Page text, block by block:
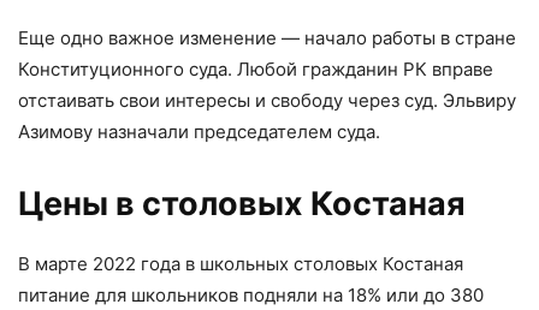
Еще одно важное изменение — начало работы в стране
Конституционного суда. Любой гражданин РК вправе
отстаивать свои интересы и свободу через суд. Эльвиру
Азимову назначали председателем суда.
Цены в столовых Костаная
В марте 2022 года в школьных столовых Костаная
питание для школьников подняли на 18% или до 380